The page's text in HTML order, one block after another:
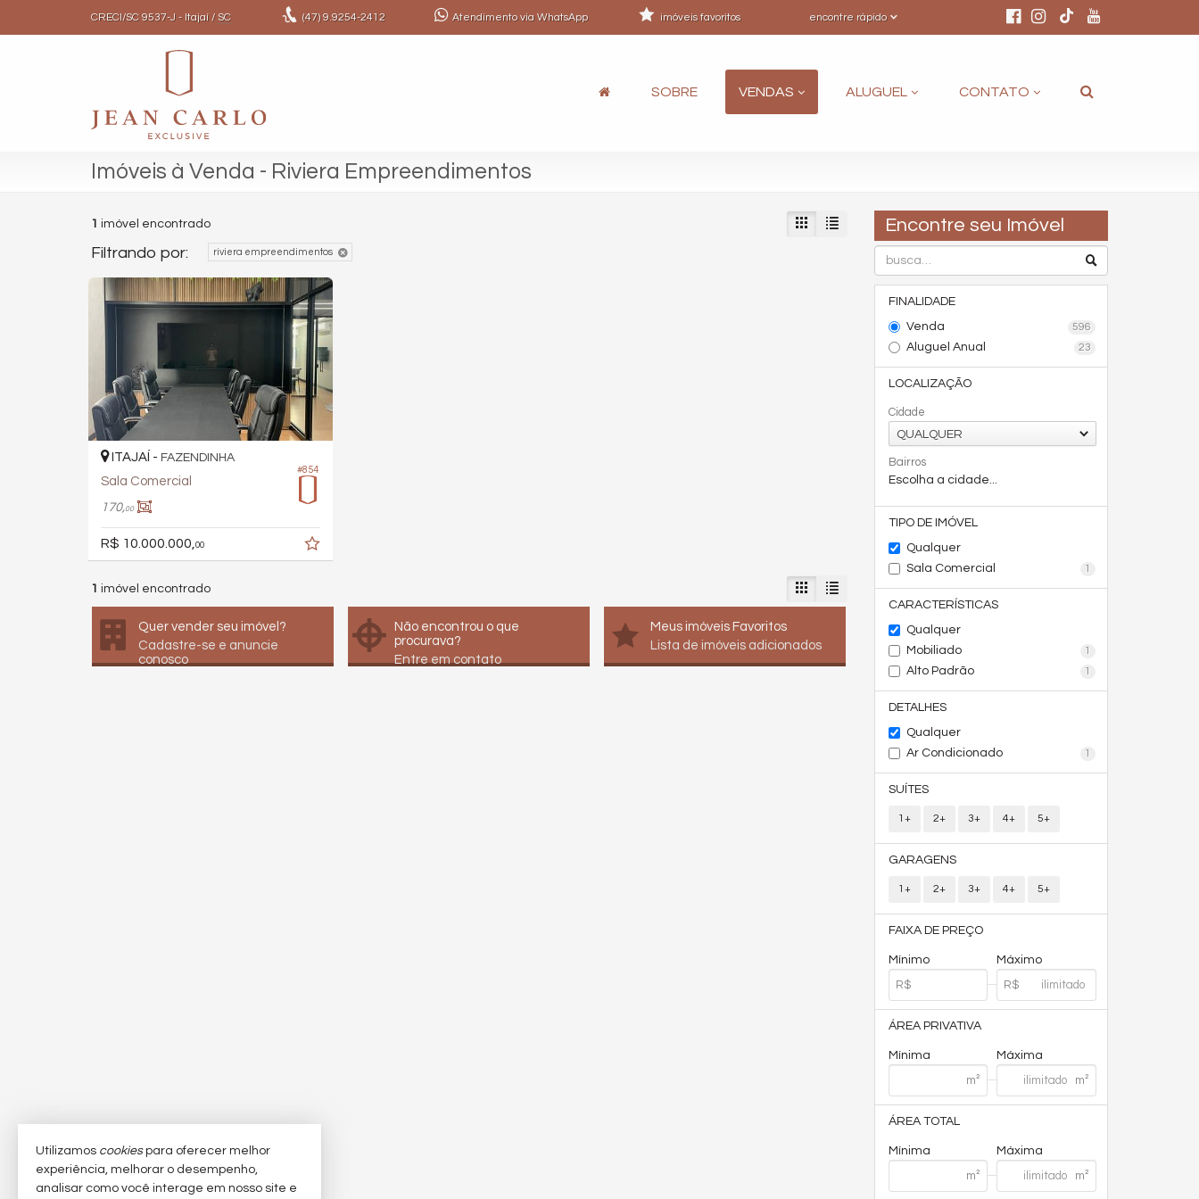
CRECI/SC 9537-J - Itajaí / SC (47)9.9254-2412 Atendimento via WhatsApp encontre rápido
imóveis favoritos
SOBRE VENDAS ALUGUEL CONTATO
Imóveis à Venda - Riviera Empreendimentos
Encontre seu Imóvel
FINALIDADE
Venda
596
Aluguel Anual 23
LOCALIZAÇÃO
Cidade
QUALQUER
Bairros
Escolha a cidade...
TIPO DE IMÓVEL
Qualquer
Sala Comercial
1
CARACTERÍSTICAS
Qualquer
Mobiliado
1
Alto Padrão 1
DETALHES
Qualquer
Ar Condicionado
1
SUÍTES
1+ 2+ 3+ 4+ 5+
GARAGENS
1+ 2+ 3+ 4+ 5+
FAIXA DE PREÇO
Mínimo Máximo
ÁREA PRIVATIVA
Mínima Máxima
ÁREA TOTAL
Mínima Máxima
1 imóvel encontrado
Filtrando por: riviera empreendimentos
#854
ITAJAÍ - FAZENDINHA
Sala Comercial
170,00
R$ 10.000.000, 00
1 imóvel encontrado
Quer vender seu imóvel?
Cadastre-se e anuncie
conosco
Não encontrou o que
procurava?
Entre em contato
Meus imóveis Favoritos
Lista de imóveis adicionados
Utilizamos cookiespara oferecer melhor
experiência, melhorar o desempenho,
analisar como você interage em nosso site e